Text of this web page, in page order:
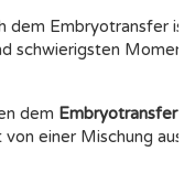
dem Embryotransfer
schwierigsten
dem Embryotransfer
einer Mischung aus